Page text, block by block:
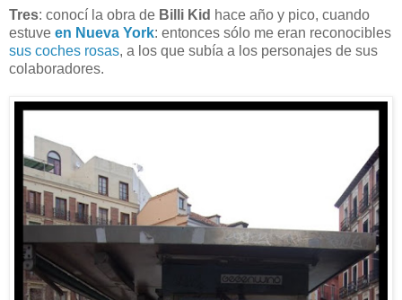
Tres: conocí la obra de Billi Kid hace año y pico, cuando
estuve en Nueva York: entonces sólo me eran reconocibles
sus coches rosas, a los que subía a los personajes de sus
colaboradores.